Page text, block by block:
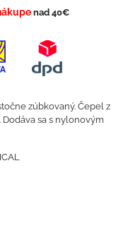
nad 40€
zúbkovaný. Čepel z
sa s nylonovým